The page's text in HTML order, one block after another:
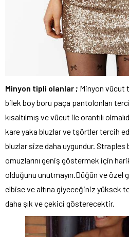
Minyon tipli olanlar ; Minyon vücut
bilek boy boru paça pantolonları
kısaltılmış ve vücut ile orantılı
kare yaka bluzlar ve tşörtler tercih
bluzlar size daha uygundur. Straples
omuzlarını geniş göstermek için
olduğunu unutmayın.Düğün ve
elbise ve altına giyeceğiniz yüksek
daha şık ve çekici gösterecektir.